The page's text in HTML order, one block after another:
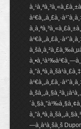
—à¸à¹à¸šà¸š